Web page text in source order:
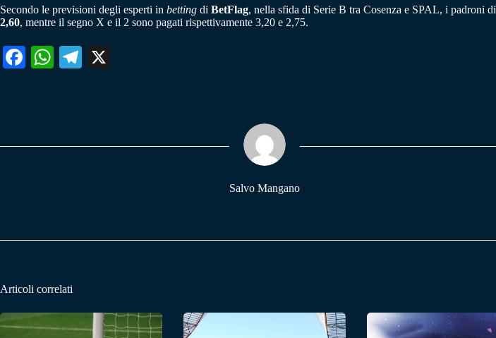
Secondo le previsioni degli esperti in betting di BetFlag, nella sfida di Serie B tra Cosenza e SPAL, i padroni
2,60, mentre il segno X e il 2 sono pagati rispettivamente 3,20 e 2,75.
Fa W
pp
Te
m
Salvo Mangano
Articoli correlati